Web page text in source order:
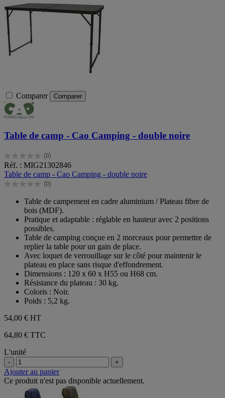
Comparer Comparer
Table de camp - Cao Camping - double noire
(0)
0.0
sur
5
étoiles.
Réf. : MIG21302846
Table de camp - Cao Camping - double noire
(0)
0.0
étoiles.
Table de campement en cadre aluminium / Plateau fibre de
bois (MDF).
Pratique et adaptable : réglable en hauteur avec 2 positions
possibles.
Table de camping conçue en 2 morceaux pour permettre de
replier la table pour un gain de place.
Avec loquet de verrouillage sur le côté pour maintenir le
plateau en place sans risque d'effondrement.
Dimensions : 120 x 60 x H55 ou H68 cm.
Résistance du plateau : 30 kg.
Coloris : Noir.
Poids : 5,2 kg.
54,00 € HT
64,80 € TTC
L'unité
- +
Ajouter au panier
Ce produit n'est pas disponible actuellement.